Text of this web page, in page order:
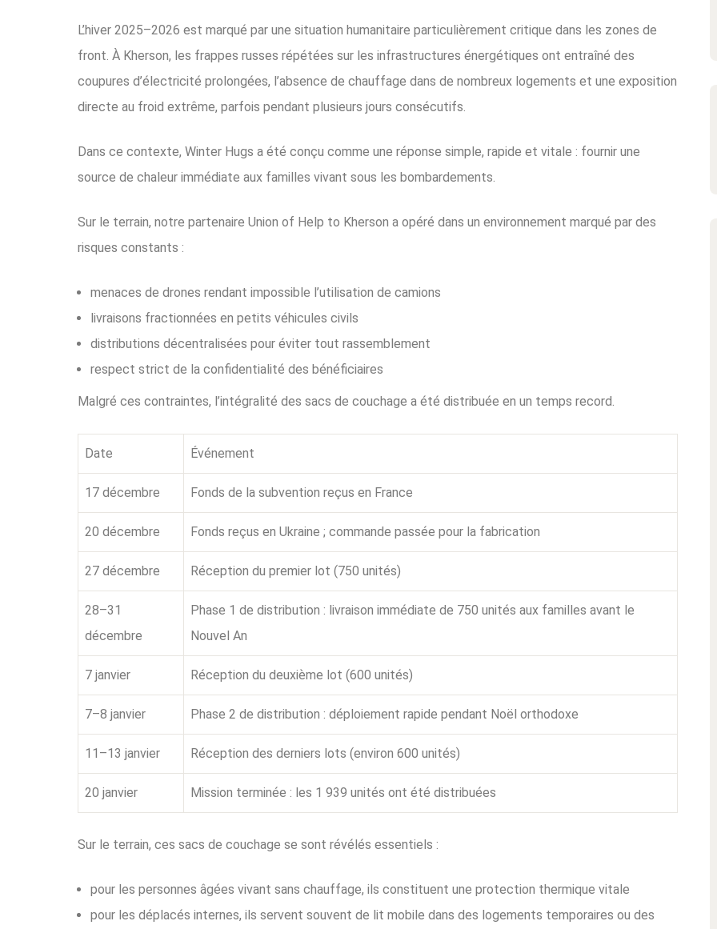
L’hiver 2025–2026 est marqué par une situation humanitaire particulièrement critique dans les zones de
front. À Kherson, les frappes russes répétées sur les infrastructures énergétiques ont entraîné des
coupures d’électricité prolongées, l’absence de chauffage dans de nombreux logements et une exposition
directe au froid extrême, parfois pendant plusieurs jours consécutifs.
Dans ce contexte, Winter Hugs a été conçu comme une réponse simple, rapide et vitale : fournir une
source de chaleur immédiate aux familles vivant sous les bombardements.
Sur le terrain, notre partenaire Union of Help to Kherson a opéré dans un environnement marqué par des
risques constants :
menaces de drones rendant impossible l’utilisation de camions
livraisons fractionnées en petits véhicules civils
distributions décentralisées pour éviter tout rassemblement
respect strict de la confidentialité des bénéficiaires
Malgré ces contraintes, l’intégralité des sacs de couchage a été distribuée en un temps record.
Date Événement
17 décembre Fonds de la subvention reçus en France
20 décembre Fonds reçus en Ukraine ; commande passée pour la fabrication
27 décembre Réception du premier lot (750 unités)
28–31
décembre
Phase 1 de distribution : livraison immédiate de 750 unités aux familles avant le
Nouvel An
7 janvier Réception du deuxième lot (600 unités)
7–8 janvier Phase 2 de distribution : déploiement rapide pendant Noël orthodoxe
11–13 janvier Réception des derniers lots (environ 600 unités)
20 janvier Mission terminée : les 1 939 unités ont été distribuées
Sur le terrain, ces sacs de couchage se sont révélés essentiels :
pour les personnes âgées vivant sans chauffage, ils constituent une protection thermique vitale
pour les déplacés internes, ils servent souvent de lit mobile dans des logements temporaires ou des